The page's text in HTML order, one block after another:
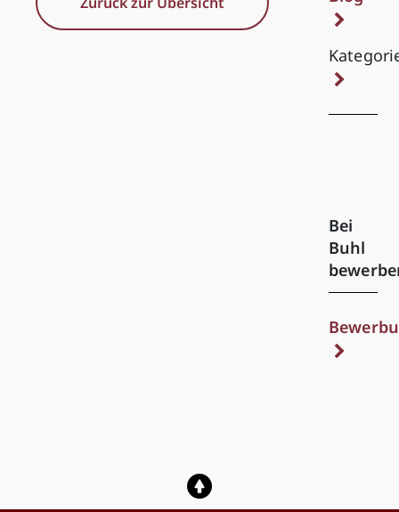
Bei
Buhl